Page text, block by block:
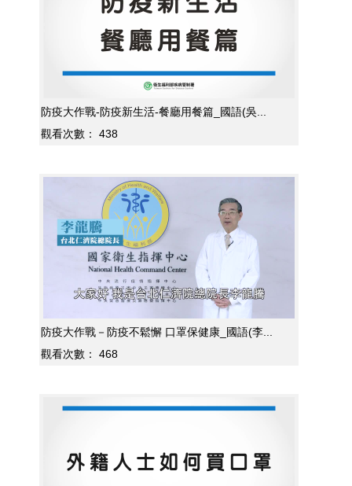
防疫大作戰-防疫新生活-餐廳用餐篇_國語(吳...
觀看次數：
438
防疫大作戰－防疫不鬆懈 口罩保健康_國語(李...
觀看次數：
468